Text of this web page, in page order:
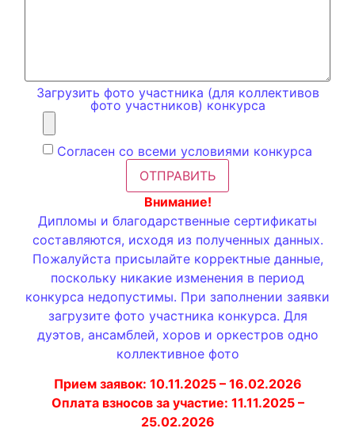
Загрузить фото участника (для коллективов
фото участников) конкурса
Согласен со всеми условиями конкурса
ОТПРАВИТЬ
Внимание!
Дипломы и благодарственные сертификаты
составляются, исходя из полученных данных.
Пожалуйста присылайте корректные данные,
поскольку никакие изменения в период
конкурса недопустимы. При заполнении заявки
загрузите фото участника конкурса. Для
дуэтов, ансамблей, хоров и оркестров одно
коллективное фото
Прием заявок: 10.11.2025 – 16.02.2026
Оплата взносов за участие: 11.11.2025 –
25.02.2026